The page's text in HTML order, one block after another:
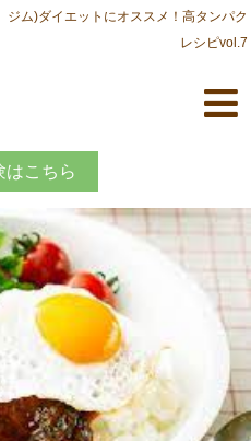
ム)ダイエットにオススメ！高タンパク
レシピvol.7
はこちら